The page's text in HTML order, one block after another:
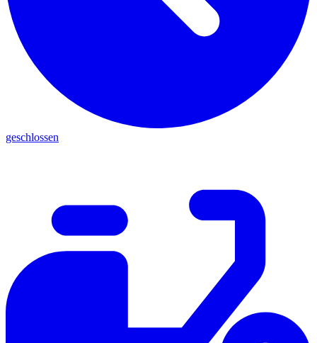
geschlossen